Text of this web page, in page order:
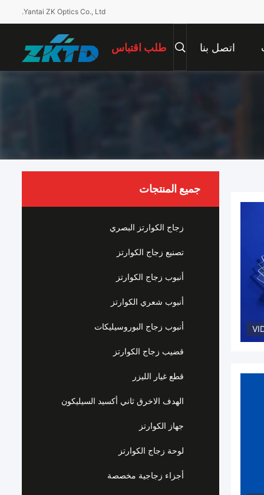
Yantai ZK Optics Co., Ltd.
اتصل بنا طلب اقتباس
جميع المنتجات
زجاج الكوارتز البصري
تصنيع زجاج الكوارتز
أنبوب زجاج الكوارتز
أنبوب شعري الكوارتز
أنبوب زجاج البوروسيليكات
قضيب زجاج الكوارتز
قطع غيار الليزر
الهدف الاخرق ثاني أكسيد السيليكون
جهاز الكوارتز
لوحة زجاج الكوارتز
أجزاء زجاجية مخصصة